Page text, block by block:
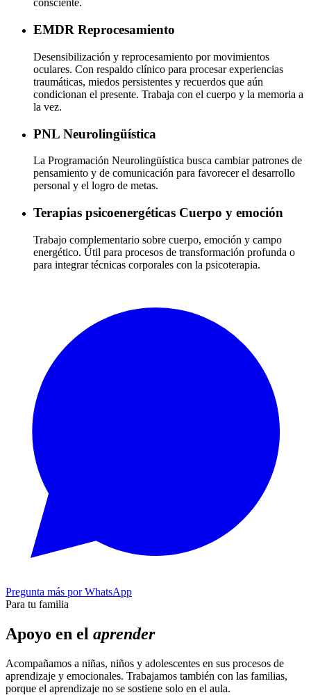
consciente.
EMDR Reprocesamiento
Desensibilización y reprocesamiento por movimientos
oculares. Con respaldo clínico para procesar experiencias
traumáticas, miedos persistentes y recuerdos que aún
condicionan el presente. Trabaja con el cuerpo y la memoria a
la vez.
PNL Neurolingüística
La Programación Neurolingüística busca cambiar patrones de
pensamiento y de comunicación para favorecer el desarrollo
personal y el logro de metas.
Terapias psicoenergéticas Cuerpo y emoción
Trabajo complementario sobre cuerpo, emoción y campo
energético. Útil para procesos de transformación profunda o
para integrar técnicas corporales con la psicoterapia.
Pregunta más por WhatsApp
Para tu familia
Apoyo en el aprender
Acompañamos a niñas, niños y adolescentes en sus procesos de
aprendizaje y emocionales. Trabajamos también con las familias,
porque el aprendizaje no se sostiene solo en el aula.